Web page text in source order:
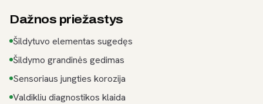
Dažnos priežastys
Šildytuvo elementas sugedęs
Šildymo grandinės gedimas
Sensoriaus jungties korozija
Valdikliu diagnostikos klaida